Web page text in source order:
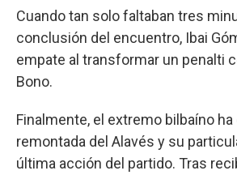
Cuando tan solo faltaban tres
conclusión del encuentro, Ibai
empate al transformar un penalti
Bono.
Finalmente, el extremo bilbaíno
remontada del Alavés y su
última acción del partido. Tras